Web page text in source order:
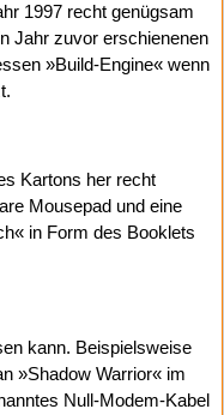
1997 recht genügsam
Jahr zuvor erschienenen
»Build-Engine« wenn
Kartons her recht
Mousepad und eine
in Form des Booklets
kann. Beispielsweise
»Shadow Warrior« im
Null-Modem-Kabel